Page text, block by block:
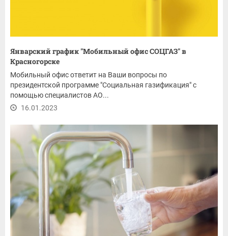
Январский график "Мобильный офис СОЦГАЗ" в
Красногорске
Мобильный офис ответит на Ваши вопросы по
президентской программе "Социальная газификация" с
помощью специалистов АО...
16.01.2023